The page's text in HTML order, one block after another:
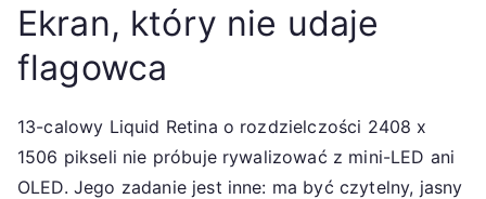
Ekran, który nie udaje
flagowca
13-calowy Liquid Retina o rozdzielczości 2408 x
1506 pikseli nie próbuje rywalizować z mini-LED ani
OLED. Jego zadanie jest inne: ma być czytelny, jasny